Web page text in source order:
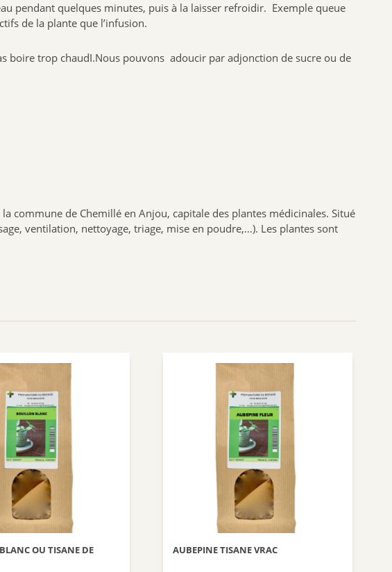
ALPHANOVA
HOLLIS
PROBIOLOG
LABCATAL
CENTIFOLIA
ABOCA
GILBERT
Dr.Hauschka
Boiron
Lehning
Préparatoire du Bocage
Nuxuriance
pendant quelques minutes, puis à la laisser refroidir. Exemple queue
de la plante que l’infusion.
boire trop chaudI.Nous pouvons adoucir par adjonction de sucre ou de
commune de Chemillé en Anjou, capitale des plantes médicinales. Situé
ventilation, nettoyage, triage, mise en poudre,…). Les plantes sont
OU TISANE DE
AUBEPINE TISANE VRAC